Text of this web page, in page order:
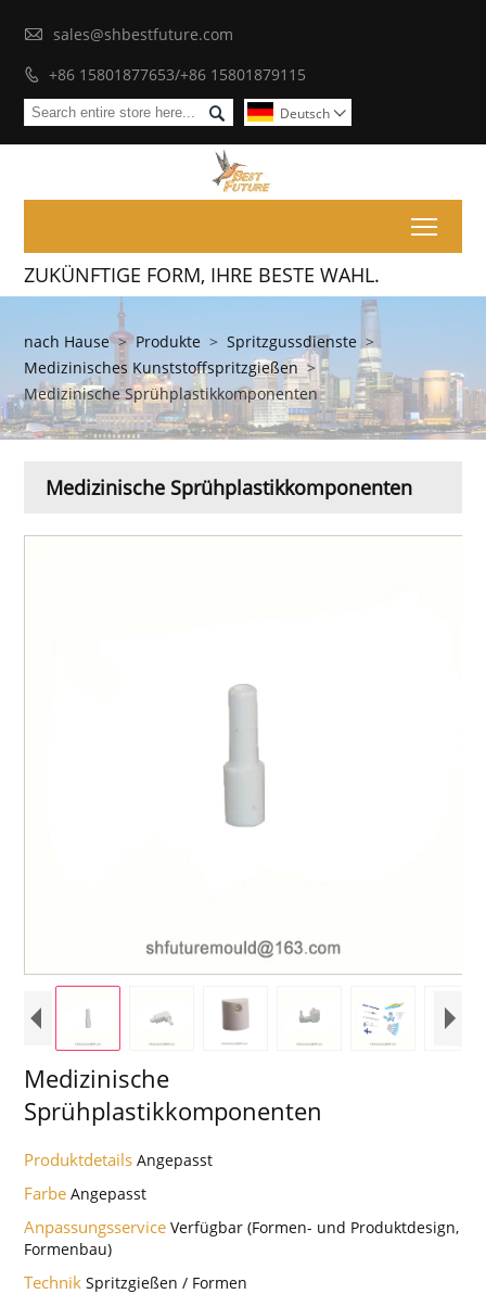
 sales@shbestfuture.com
 +86 15801877653/+86 15801879115
 Deutsch 
ZUKÜNFTIGE FORM, IHRE BESTE WAHL.
nach Hause > Produkte > Spritzgussdienste >
Medizinisches Kunststoffspritzgießen >
Medizinische Sprühplastikkomponenten
Medizinische Sprühplastikkomponenten
Medizinische
Sprühplastikkomponenten
ProduktdetailsAngepasst
FarbeAngepasst
AnpassungsserviceVerfügbar (Formen- und Produktdesign,
Formenbau)
TechnikSpritzgießen / Formen